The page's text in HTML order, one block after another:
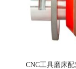
CNC工具磨床